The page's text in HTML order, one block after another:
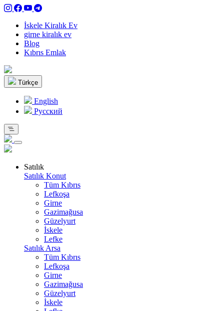
İskele Kiralık Ev
girne kiralık ev
Blog
Kıbrıs Emlak
Türkçe
English
Pусский
Satılık
Satılık Konut
Tüm Kıbrıs
Lefkoşa
Girne
Gazimağusa
Güzelyurt
İskele
Lefke
Satılık Arsa
Tüm Kıbrıs
Lefkoşa
Girne
Gazimağusa
Güzelyurt
İskele